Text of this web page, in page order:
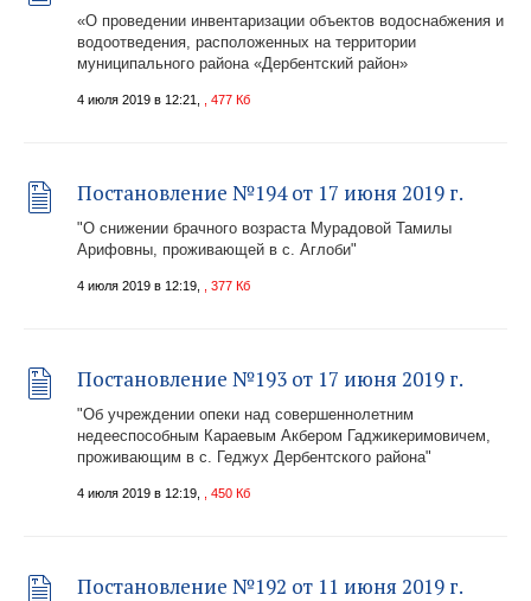
«О проведении инвентаризации объектов водоснабжения и
водоотведения, расположенных на территории
муниципального района «Дербентский район»
4 июля 2019 в 12:21, , 477 Кб
Постановление №194 от 17 июня 2019 г.
"О снижении брачного возраста Мурадовой Тамилы
Арифовны, проживающей в с. Аглоби"
4 июля 2019 в 12:19, , 377 Кб
Постановление №193 от 17 июня 2019 г.
"Об учреждении опеки над совершеннолетним
недееспособным Караевым Акбером Гаджикеримовичем,
проживающим в с. Геджух Дербентского района"
4 июля 2019 в 12:19, , 450 Кб
Постановление №192 от 11 июня 2019 г.